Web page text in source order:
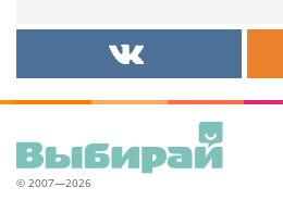
© 2007—2026